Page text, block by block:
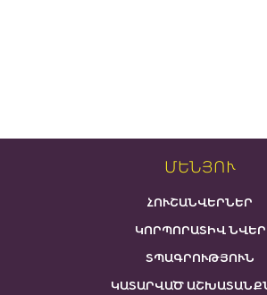
ՄԵՆՅՈՒ
ՀՈՒՇԱՆՎԵՐՆԵՐ
ԿՈՐՊՈՐԱՏԻՎ ՆՎԵՐ
ՏՊԱԳՐՈՒԹՅՈՒՆ
ԿԱՏԱՐՎԱԾ